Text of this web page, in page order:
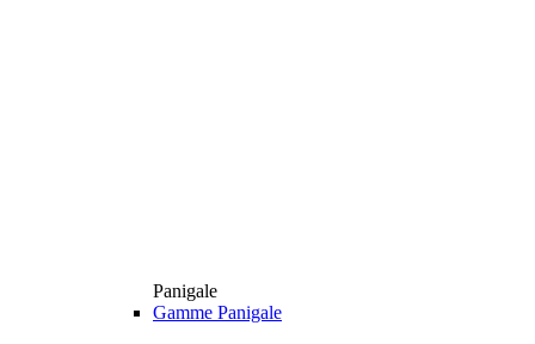
Panigale
Gamme Panigale